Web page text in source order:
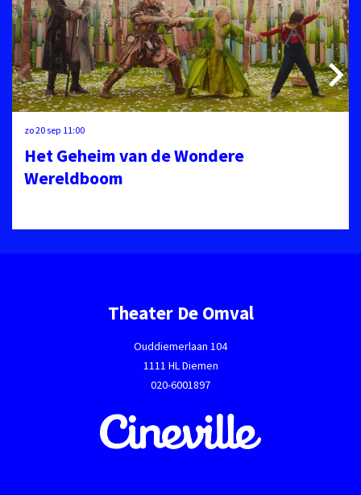
Het Geheim van de Wondere
Wereldboom
zo 20 sep 11:00
Theater De Omval
Ouddiemerlaan 104
1111 HL Diemen
020-6001897